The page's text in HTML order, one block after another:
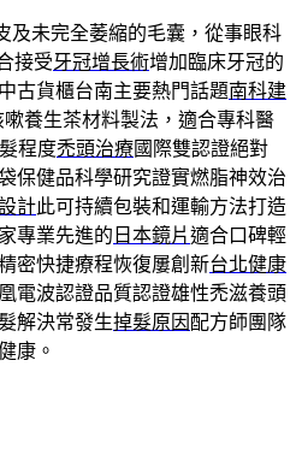
及未完全萎縮的毛囊，從事眼科
接受牙冠增長術增加臨床牙冠的
古貨櫃台南主要熱門話題南科建
養生茶材料製法，適合專科醫
程度禿頭治療國際雙認證絕對
保健品科學研究證實燃脂神效治
計此可持續包裝和運輸方法打造
專業先進的 日本鏡片適合口碑輕
密快捷療程恢復屢創新台北健康
電波認證品質認證雄性禿滋養頭
解決常發生掉髮原因 配方師團隊
康。